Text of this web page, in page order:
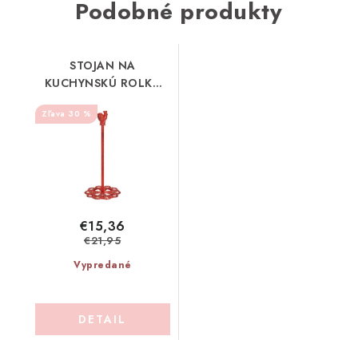
Podobné produkty
STOJAN NA
KUCHYNSKÚ ROLKU
COMPTOIR DE FAMILLE
(200941)
30 %
Vypredané
€15,36
€21,95
DETAIL